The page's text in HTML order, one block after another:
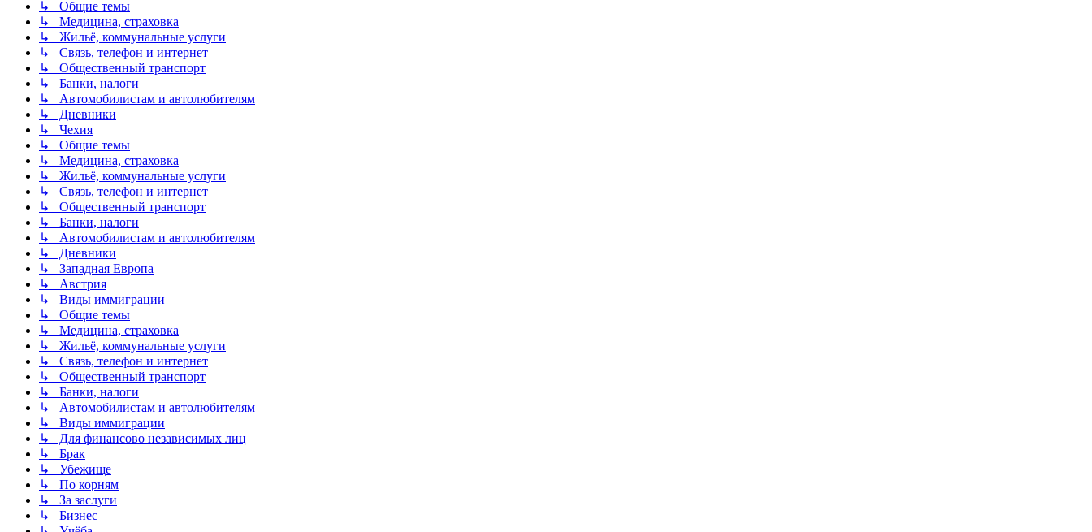
↳ Общие темы
↳ Медицина, страховка
↳ Жильё, коммунальные услуги
↳ Связь, телефон и интернет
↳ Общественный транспорт
↳ Банки, налоги
↳ Автомобилистам и автолюбителям
↳ Дневники
↳ Чехия
↳ Общие темы
↳ Медицина, страховка
↳ Жильё, коммунальные услуги
↳ Связь, телефон и интернет
↳ Общественный транспорт
↳ Банки, налоги
↳ Автомобилистам и автолюбителям
↳ Дневники
↳ Западная Европа
↳ Австрия
↳ Виды иммиграции
↳ Общие темы
↳ Медицина, страховка
↳ Жильё, коммунальные услуги
↳ Связь, телефон и интернет
↳ Общественный транспорт
↳ Банки, налоги
↳ Автомобилистам и автолюбителям
↳ Виды иммиграции
↳ Для финансово независимых лиц
↳ Брак
↳ Убежище
↳ По корням
↳ За заслуги
↳ Бизнес